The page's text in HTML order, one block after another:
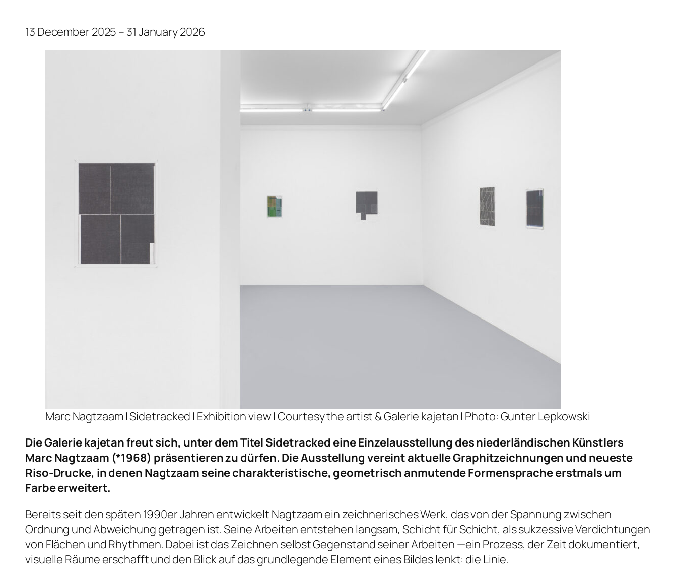
13 December 2025 – 31 January 2026
Marc Nagtzaam |Sidetracked | Exhibition view | Courtesy the artist & Galerie kajetan | Photo: Gunter Lepkowski
Die Galerie kajetan freut sich, unter dem Titel Sidetracked eine Einzelausstellung des niederländischen Künstlers
Marc Nagtzaam (*1968) präsentieren zu dürfen. Die Ausstellung vereint aktuelle Graphitzeichnungen und neueste
Riso-Drucke, in denen Nagtzaam seine charakteristische, geometrisch anmutende Formensprache erstmals um
Farbe erweitert.
Bereits seit den späten 1990er Jahren entwickelt Nagtzaam ein zeichnerisches Werk, das von der Spannung zwischen
Ordnung und Abweichung getragen ist. Seine Arbeiten entstehen langsam, Schicht für Schicht, als sukzessive Verdichtungen
von Flächen und Rhythmen. Dabei ist das Zeichnen selbst Gegenstand seiner Arbeiten —ein Prozess, der Zeit dokumentiert,
visuelle Räume erschafft und den Blick auf das grundlegende Element eines Bildes lenkt: die Linie.